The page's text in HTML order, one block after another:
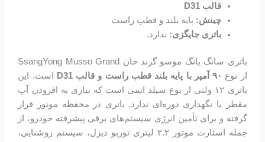
قالب D31
چینش: پایه بلند و قطب راست
باتری‌ جایگزی: ندارد.
باتری سانگ یانگ موسو گرند خان SsangYong Musso Grand
از نوع ۹۰ آمپر با پایه بلند قطب راست و قالب D31
است. این
باتری ۱۲ ولتی از نوع سیلد اتمی است که نیازی به افزودن آب
مقطر یا نگهداری دوره‌ای ندارد. باتری در محفظه موتور قرار
گرفته و برای تأمین انرژی سیستم‌های برقی پیشرفته خودرو، از
جمله استارت موتور ۲.۲ لیتری توربو دیزل، سیستم روشنایی،